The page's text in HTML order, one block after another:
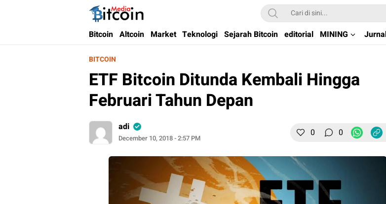
Bitcoin Media Indonesia
Media Bitcoin dan Cryptocurrency, dan Blockchain di Indonesia
Bitcoin Altcoin Market Teknologi Sejarah Bitcoin editorial MINING
BITCOIN
ETF Bitcoin Ditunda Kembali Hingga
Februari Tahun Depan
adi
December 10, 2018 - 2:57 PM 0 0